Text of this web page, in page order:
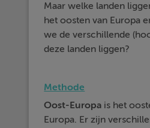
Maar welke landen
het oosten van Europa
we de verschillende
deze landen liggen?
Methode
Oost-Europa is het
Europa. Er zijn